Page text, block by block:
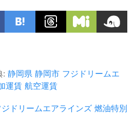
: 静岡県 静岡市 フジドリームエ
運賃 航空運賃
ジドリームエアラインズ 燃油特別